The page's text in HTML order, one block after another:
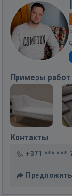
Примеры работ
Контакты
+371 *** ***
Предложить